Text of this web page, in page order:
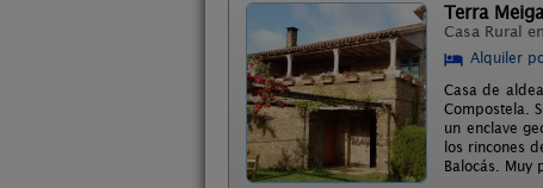
Terra
Casa Rural en
Alquiler
Casa de
Compostela.
un enclave
los rincones
Balocás.